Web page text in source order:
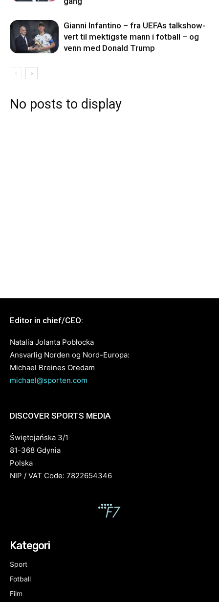
Gianni Infantino – fra UEFAs talkshow-
vert til mektigste mann i fotball – og
venn med Donald Trump
No posts to display
Editor in chief/CEO:
Natalia Jolanta Pobłocka
Ansvarlig Norden og Nord-Europa:
Michael Breines Oredam
michael@sporten.com
DISCOVER SPORTS MEDIA
Świętojańska 3/1
81-368 Gdynia
Polska
NIP / VAT Code: 7822654346
Kategori
Sport
Fotball
Film